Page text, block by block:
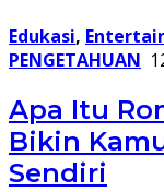
Edukasi,
PENGETAHUAN
Apa Itu
Bikin
Sendiri